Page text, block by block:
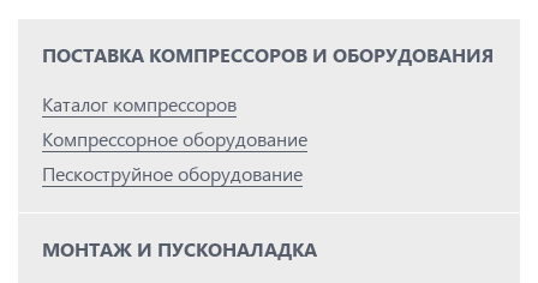
ПОСТАВКА КОМПРЕССОРОВ И ОБОРУДОВАНИЯ
Каталог компрессоров
Компрессорное оборудование
Пескоструйное оборудование
МОНТАЖ И ПУСКОНАЛАДКА